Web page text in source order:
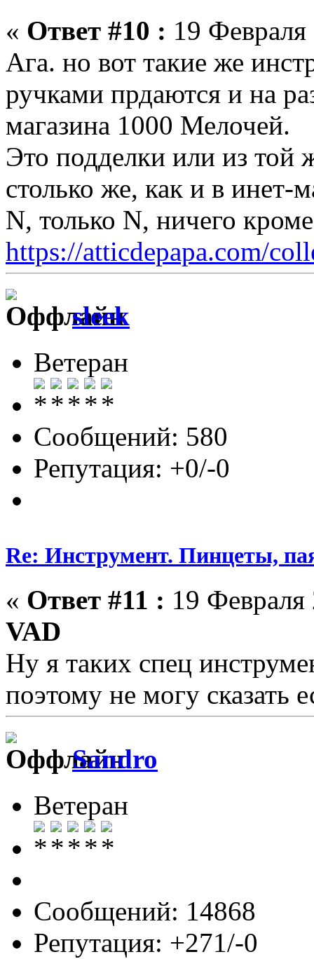
« Ответ #10 : 19
Ага. но вот такие же
ручками прдаются и на
магазина 1000 Мелочей.
Это подделки или из той
столько же, как и в инет-
N, только N, ничего
https://atticdepapa.com/
sleek
Ветеран
Сообщений: 580
Репутация: +0/-0
Re: Инструмент. Пинцеты,
« Ответ #11 : 19
VAD
Ну я таких спец
поэтому не могу сказать
Sandro
Ветеран
Сообщений: 14868
Репутация: +271/-0